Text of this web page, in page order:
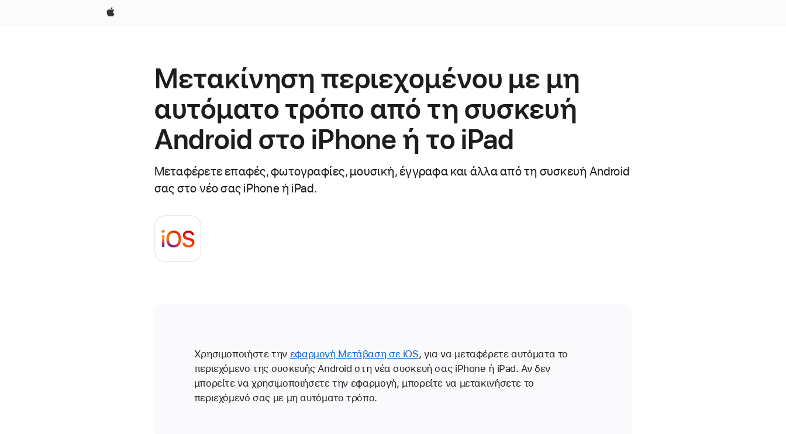
Apple
Μετακίνηση περιεχομένου με μη
αυτόματο τρόπο από τη συσκευή
Android στο iPhone ή το iPad
Μεταφέρετε επαφές, φωτογραφίες, μουσική, έγγραφα και άλλα από τη συσκευή Android
σας στο νέο σας iPhone ή iPad.
Χρησιμοποιήστε την εφαρμογή Μετάβαση σε iOS, για να μεταφέρετε αυτόματα το
περιεχόμενο της συσκευής Android στη νέα συσκευή σας iPhone ή iPad. Αν δεν
μπορείτε να χρησιμοποιήσετε την εφαρμογή, μπορείτε να μετακινήσετε το
περιεχόμενό σας με μη αυτόματο τρόπο.